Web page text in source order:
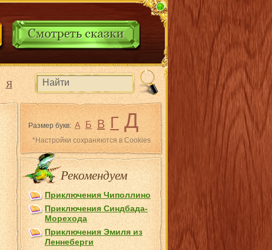
Я
Размер букв: А Б В Г Д
*Настройки сохраняются в Cookies
Рекомендуем
Приключения Чиполлино
Приключения Синдбада-
Морехода
Приключения Эмиля из
Лeннеберги